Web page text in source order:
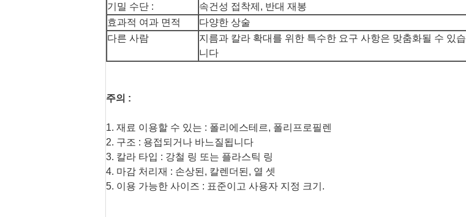
기밀 수단 :
속건성 접착제, 반대 재봉
효과적 여과 면적
다양한 상술
다른 사람
지름과 칼라 확대를 위한 특수한 요구 사항은 맞춤화될 수 있습
니다
주의 :
1. 재료 이용할 수 있는 : 폴리에스테르, 폴리프로필렌
2. 구조 : 용접되거나 바느질됩니다
3. 칼라 타입 : 강철 링 또는 플라스틱 링
4. 마감 처리재 : 손상된, 칼렌더된, 열 셋
5. 이용 가능한 사이즈 : 표준이고 사용자 지정 크기.